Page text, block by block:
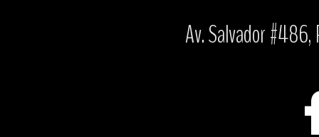
Av. Salvador #486,